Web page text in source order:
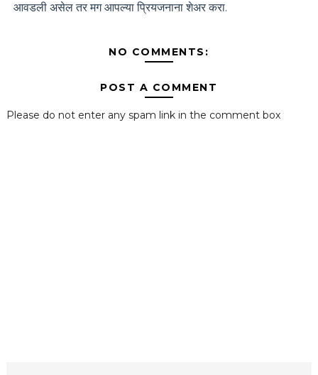
आवडली असेल तर मग आपल्या प्रियजनाना शेअर करा.
NO COMMENTS:
POST A COMMENT
Please do not enter any spam link in the comment box